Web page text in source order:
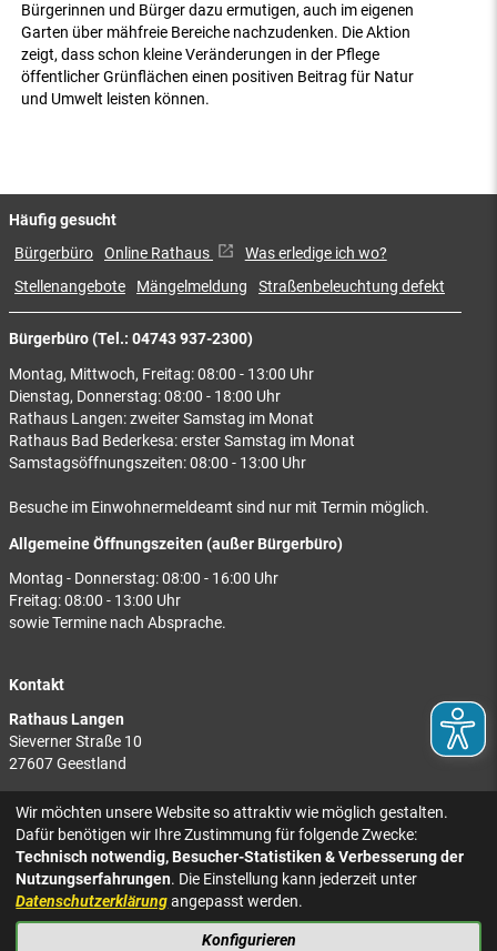
Bürgerinnen und Bürger dazu ermutigen, auch im eigenen
Garten über mähfreie Bereiche nachzudenken. Die Aktion
zeigt, dass schon kleine Veränderungen in der Pflege
öffentlicher Grünflächen einen positiven Beitrag für Natur
und Umwelt leisten können.
Bürgerbüro (Tel.: 04743 937-2300)
Montag, Mittwoch, Freitag: 08:00 - 13:00 Uhr
Dienstag, Donnerstag: 08:00 - 18:00 Uhr
Rathaus Langen: zweiter Samstag im Monat
Rathaus Bad Bederkesa: erster Samstag im Monat
Samstagsöffnungszeiten: 08:00 - 13:00 Uhr
Besuche im Einwohnermeldeamt sind nur mit Termin möglich.
Allgemeine Öffnungszeiten (außer Bürgerbüro)
Montag - Donnerstag: 08:00 - 16:00 Uhr
Freitag: 08:00 - 13:00 Uhr
sowie Termine nach Absprache.
Kontakt
Rathaus Langen
Sieverner Straße 10
27607 Geestland
Rathaus Bad Bederkesa
Am Markt 8
27624 Geestland
Tel.: 04743 937-2300
Häufig gesucht
Bürgerbüro Online Rathaus
Was erledige ich wo?
Stellenangebote
Mängelmeldung Straßenbeleuchtung defekt
Wir möchten unsere Website so attraktiv wie möglich gestalten.
Dafür benötigen wir Ihre Zustimmung für folgende Zwecke:
Technisch notwendig, Besucher-Statistiken & Verbesserung der
Nutzungserfahrungen. Die Einstellung kann jederzeit unter
Datenschutzerklärungangepasst werden.
Konfigurieren